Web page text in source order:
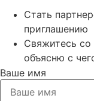
Стать
приглашению
Свяжитесь
объясню с
Ваше имя